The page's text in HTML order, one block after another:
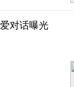
对话曝光